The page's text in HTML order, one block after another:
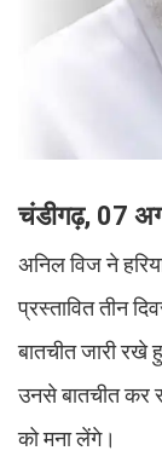
चंडीगढ़, 07
अनिल विज ने
प्रस्तावित तीन
बातचीत जारी रखे
उनसे बातचीत कर
को मना लेंगे।